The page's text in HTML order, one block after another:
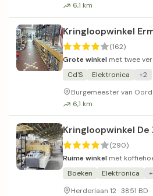
6,1 km
Kringloopwinkel
(162)
Grote winkel met twee
buitenstukken.
Cd'S Elektronica
+2
6,1 km
Kringloopwinkel De
(290)
Ruime winkel met
indeling per categorie.
Boeken Elektronica